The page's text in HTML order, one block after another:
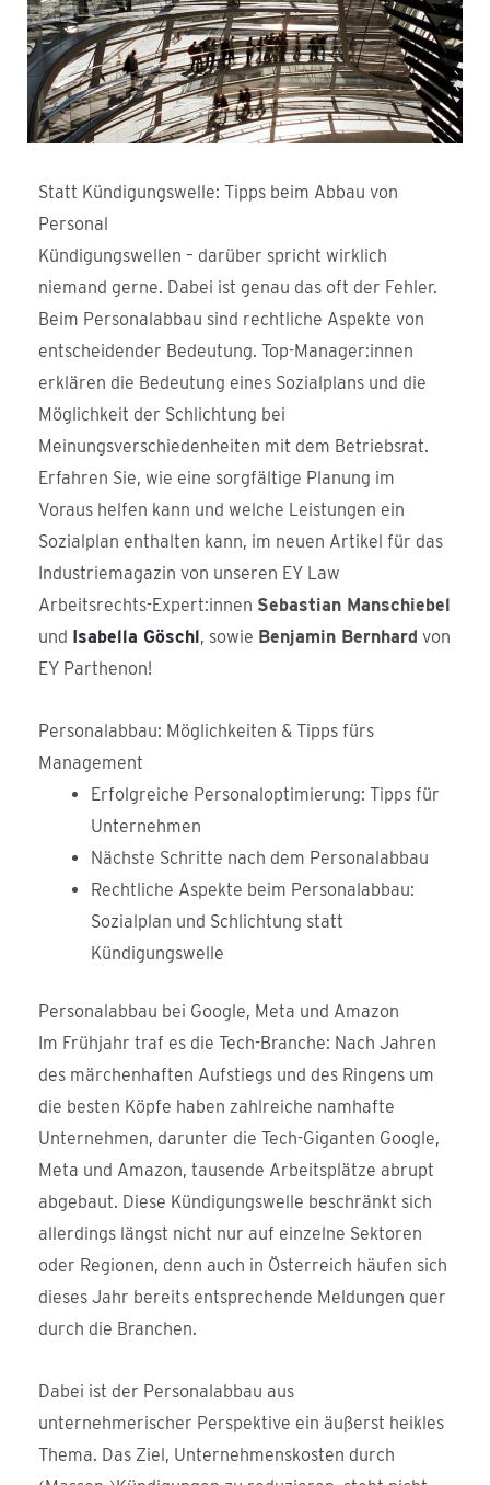
Statt Kündigungswelle: Tipps beim Abbau von
Personal
Kündigungswellen – darüber spricht wirklich
niemand gerne. Dabei ist genau das oft der Fehler.
Beim Personalabbau sind rechtliche Aspekte von
entscheidender Bedeutung. Top-Manager:innen
erklären die Bedeutung eines Sozialplans und die
Möglichkeit der Schlichtung bei
Meinungsverschiedenheiten mit dem Betriebsrat.
Erfahren Sie, wie eine sorgfältige Planung im
Voraus helfen kann und welche Leistungen ein
Sozialplan enthalten kann, im neuen Artikel für das
Industriemagazin von unseren EY Law
Arbeitsrechts-Expert:innen Sebastian Manschiebel
und Isabella Göschl, sowie Benjamin Bernhard von
EY Parthenon!
Personalabbau: Möglichkeiten & Tipps fürs
Management
Erfolgreiche Personaloptimierung: Tipps für
Unternehmen
Nächste Schritte nach dem Personalabbau
Rechtliche Aspekte beim Personalabbau:
Sozialplan und Schlichtung statt
Kündigungswelle
Personalabbau bei Google, Meta und Amazon
Im Frühjahr traf es die Tech-Branche: Nach Jahren
des märchenhaften Aufstiegs und des Ringens um
die besten Köpfe haben zahlreiche namhafte
Unternehmen, darunter die Tech-Giganten Google,
Meta und Amazon, tausende Arbeitsplätze abrupt
abgebaut. Diese Kündigungswelle beschränkt sich
allerdings längst nicht nur auf einzelne Sektoren
oder Regionen, denn auch in Österreich häufen sich
dieses Jahr bereits entsprechende Meldungen quer
durch die Branchen.
Dabei ist der Personalabbau aus
unternehmerischer Perspektive ein äußerst heikles
Thema. Das Ziel, Unternehmenskosten durch